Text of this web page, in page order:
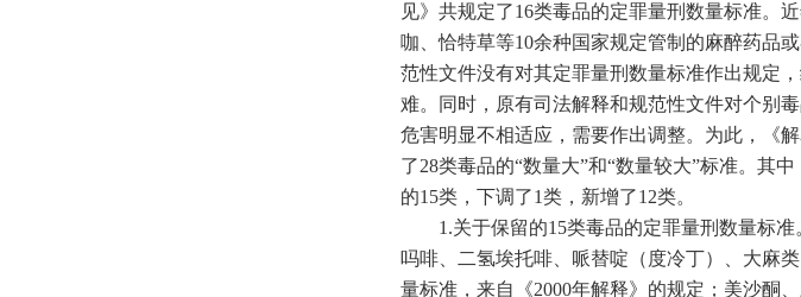
见》共规定了16类毒品的定罪量刑数量标准。
咖、恰特草等10余种国家规定管制的麻醉药品
范性文件没有对其定罪量刑数量标准作出规定
难。同时，原有司法解释和规范性文件对个别
危害明显不相适应，需要作出调整。为此，《
了28类毒品的“数量大”和“数量较大”标准。其
的15类，下调了1类，新增了12类。
1.关于保留的15类毒品的定罪量刑数量标准
吗啡、二氢埃托啡、哌替啶（度冷丁）、大麻
量标准，来自《2000年解释》的规定；美沙酮